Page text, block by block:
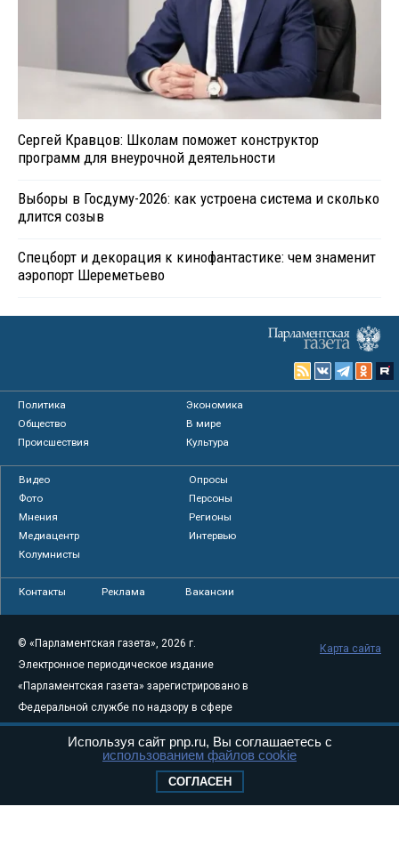
Сергей Кравцов: Школам поможет конструктор
программ для внеурочной деятельности
Выборы в Госдуму-2026: как устроена система и сколько
длится созыв
Спецборт и декорация к кинофантастике: чем знаменит
аэропорт Шереметьево
Политика
Экономика
Общество
В мире
Происшествия
Культура
Видео
Опросы
Фото
Персоны
Мнения
Регионы
Медиацентр
Интервью
Колумнисты
Контакты Реклама Вакансии
© «Парламентская газета», 2026 г.
Электронное периодическое издание
«Парламентская газета» зарегистрировано в
Федеральной службе по надзору в сфере
связи, информационных технологий и
массовых коммуникаций (Роскомнадзор) 05
Свидетельство о регистрации Эл № ФС77-
Карта сайта
Используя сайт pnp.ru, Вы соглашаетесь с
использованием файлов cookie
СОГЛАСЕН